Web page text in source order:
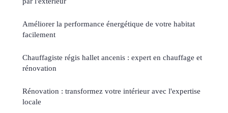
Améliorer la performance énergétique de votre habitat
facilement
Chauffagiste régis hallet ancenis : expert en chauffage et
rénovation
Rénovation : transformez votre intérieur avec l'expertise
locale